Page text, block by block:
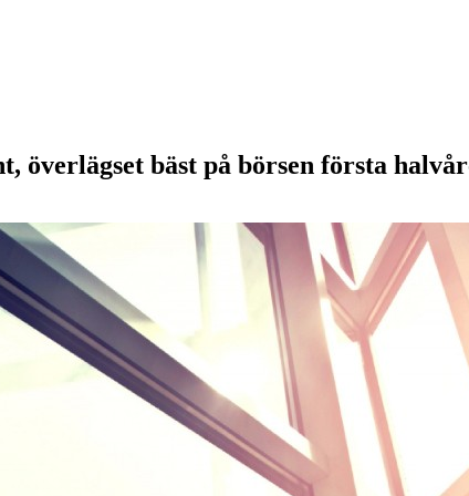
överlägset bäst på börsen första